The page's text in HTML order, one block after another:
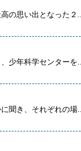
の思い出となった２...
少年科学センターを...
聞き、それぞれの場...